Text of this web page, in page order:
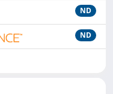
ND
ND